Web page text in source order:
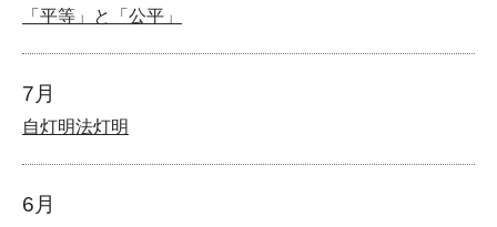
「平等」と「公平」
7月
自灯明法灯明
6月